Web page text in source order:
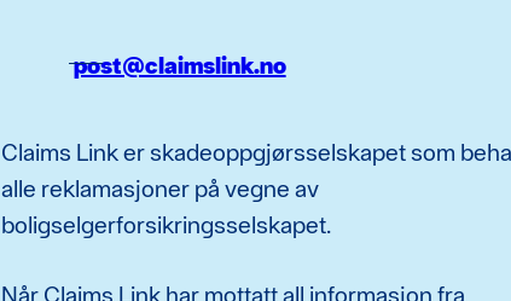
post@claimslink.no
Claims Link er skadeoppgjørsselskapet som
alle reklamasjoner på vegne av
boligselgerforsikringsselskapet.
Når Claims Link har mottatt all informasjon fra